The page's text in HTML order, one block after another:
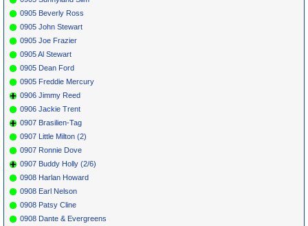
0905 Beverly Ross
0905 John Stewart
0905 Joe Frazier
0905 Al Stewart
0905 Dean Ford
0905 Freddie Mercury
0906 Jimmy Reed
0906 Jackie Trent
0907 Brasilien-Tag
0907 Little Milton (2)
0907 Ronnie Dove
0907 Buddy Holly (2/6)
0908 Harlan Howard
0908 Earl Nelson
0908 Patsy Cline
0908 Dante & Evergreens